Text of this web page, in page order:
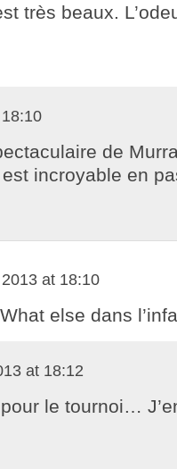
très beaux.
de
incroyable en
at 18:10
else dans
at 18:12
le tournoi…